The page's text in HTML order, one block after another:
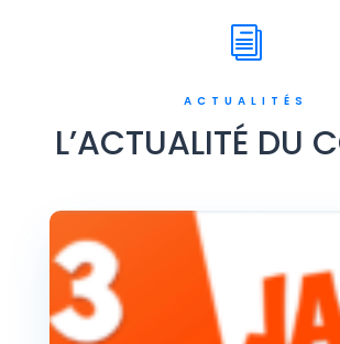
i
ACTUALITÉS
L’ACTUALITÉ DU